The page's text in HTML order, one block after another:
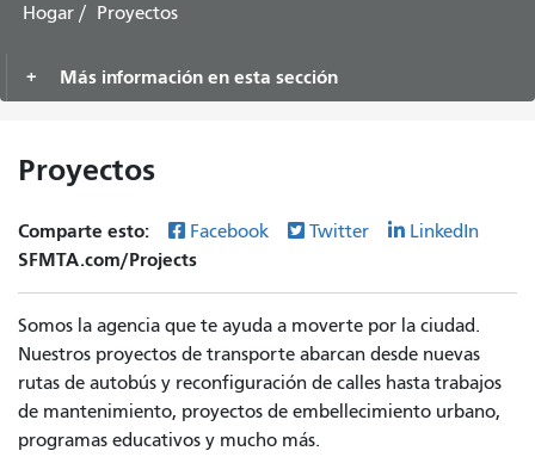
Hogar Proyectos
Más información en esta sección
Proyectos
Comparte esto: Facebook Twitter LinkedIn
SFMTA.com/Projects
Somos la agencia que te ayuda a moverte por la ciudad.
Nuestros proyectos de transporte abarcan desde nuevas
rutas de autobús y reconfiguración de calles hasta trabajos
de mantenimiento, proyectos de embellecimiento urbano,
programas educativos y mucho más.